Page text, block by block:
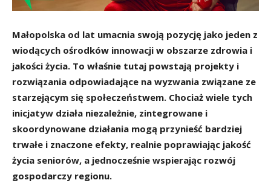
Małopolska od lat umacnia swoją pozycję jako jeden z
wiodących ośrodków innowacji w obszarze zdrowia i
jakości życia. To właśnie tutaj powstają projekty i
rozwiązania odpowiadające na wyzwania związane ze
starzejącym się społeczeństwem. Chociaż wiele tych
inicjatyw działa niezależnie, zintegrowane i
skoordynowane działania mogą przynieść bardziej
trwałe i znaczone efekty, realnie poprawiając jakość
życia seniorów, a jednocześnie wspierając rozwój
gospodarczy regionu.